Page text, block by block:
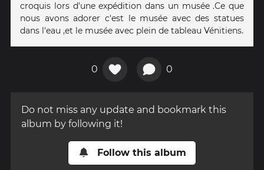
croquis lors d'une expédition dans un musée .Ce que
nous avons adorer c'est le musée avec des statues
dans l'eau ,et le musée avec plein de tableau Vénitiens.
0 0
Do not miss any update and bookmark this
album by following it!
Follow this album